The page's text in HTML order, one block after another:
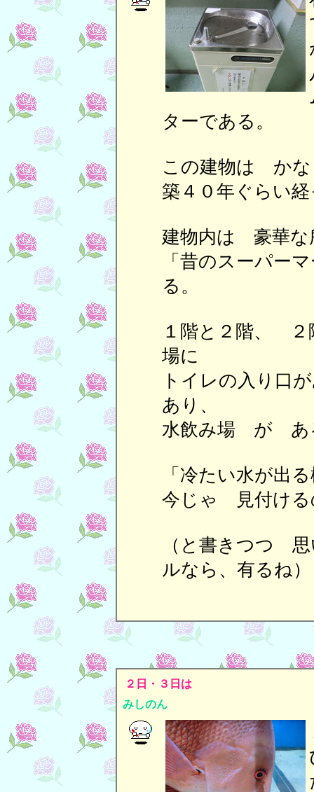
ターである。
この建物は かな
築４０年ぐらい
建物内は 豪華な
「昔のスーパー
る。
１階と２階、
場に
トイレの入り口
あり、
水飲み場 が あ
「冷たい水が出
今じゃ 見付ける
（と書きつつ
ルなら、有るね）
２日・３日は
みしのん